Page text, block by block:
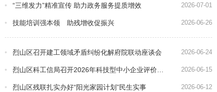
2026-07-01
“三维发力”精准宣传 助力政务服务提质增效
2026-06-26
技能培训强本领 助残增收促振兴
2026-06-24
烈山区召开建工领域矛盾纠纷化解府院联动座谈会
2026-06-15
2026-06-12
烈山区残联扎实办好“阳光家园计划”民生实事